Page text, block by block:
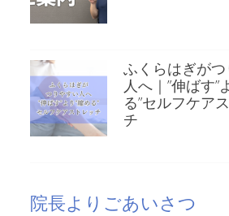
ふくらはぎが
人へ｜”伸ばす”
る”セルフケア
チ
院長よりごあいさつ